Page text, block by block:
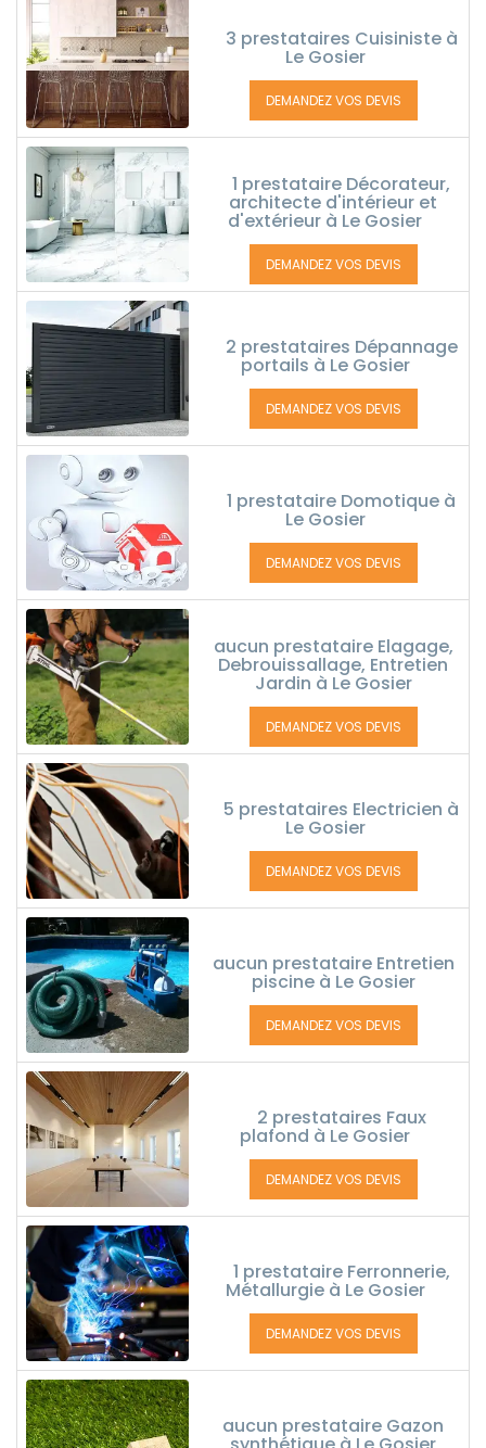
3 prestataires Cuisiniste à
Le Gosier
DEMANDEZ VOS DEVIS
1 prestataire Décorateur,
architecte d'intérieur et
d'extérieur à Le Gosier
DEMANDEZ VOS DEVIS
2 prestataires Dépannage
portails à Le Gosier
DEMANDEZ VOS DEVIS
1 prestataire Domotique à
Le Gosier
DEMANDEZ VOS DEVIS
aucun prestataire Elagage,
Debrouissallage, Entretien
Jardin à Le Gosier
DEMANDEZ VOS DEVIS
5 prestataires Electricien à
Le Gosier
DEMANDEZ VOS DEVIS
aucun prestataire Entretien
piscine à Le Gosier
DEMANDEZ VOS DEVIS
2 prestataires Faux
plafond à Le Gosier
DEMANDEZ VOS DEVIS
1 prestataire Ferronnerie,
Métallurgie à Le Gosier
DEMANDEZ VOS DEVIS
aucun prestataire Gazon